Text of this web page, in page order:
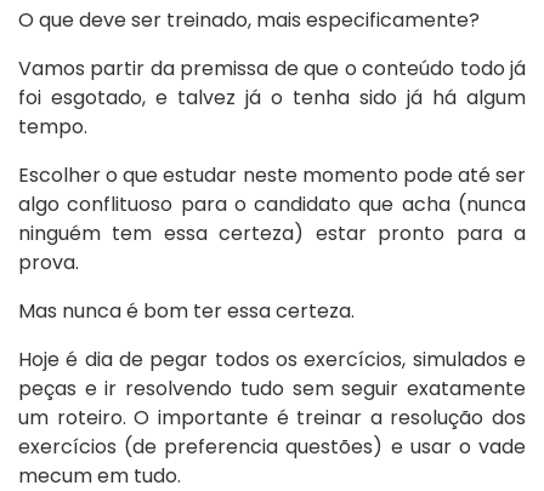
O que deve ser treinado, mais especificamente?
Vamos partir da premissa de que o conteúdo todo já
foi esgotado, e talvez já o tenha sido já há algum
tempo.
Escolher o que estudar neste momento pode até ser
algo conflituoso para o candidato que acha (nunca
ninguém tem essa certeza) estar pronto para a
prova.
Mas nunca é bom ter essa certeza.
Hoje é dia de pegar todos os exercícios, simulados e
peças e ir resolvendo tudo sem seguir exatamente
um roteiro. O importante é treinar a resolução dos
exercícios (de preferencia questões) e usar o vade
mecum em tudo.